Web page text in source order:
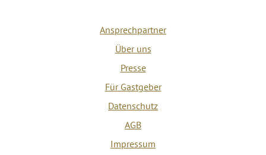
Ansprechpartner
Über uns
Presse
Für Gastgeber
Datenschutz
AGB
Impressum